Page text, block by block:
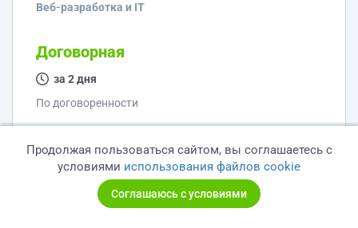
строки (4 вставки) 3. Удалить строки с нулевым
поле "Ответ" ответ в зависимости от правильности
ответа (true - зеленым, falce - красным(если все три
раза Falce в одном...
Веб-разработка и IT
Договорная
за 2 дня
По договоренности
Продолжая пользоваться сайтом, вы соглашаетесь с
условиями использования файлов cookie
Соглашаюсь с условиями